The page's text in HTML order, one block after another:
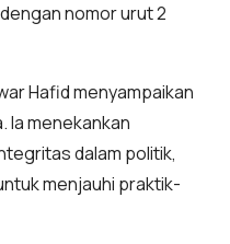
nomor urut 2
Hafid menyampaikan
Ia menekankan
dalam politik,
menjauhi praktik-